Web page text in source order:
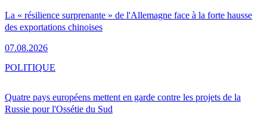
La « résilience surprenante » de l'Allemagne face à la forte hausse
des exportations chinoises
07.08.2026
Quatre pays européens mettent en garde contre les projets de la
Russie pour l'Ossétie du Sud
POLITIQUE